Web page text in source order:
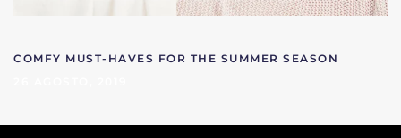
COMFY MUST-HAVES FOR THE SUMMER SEASON